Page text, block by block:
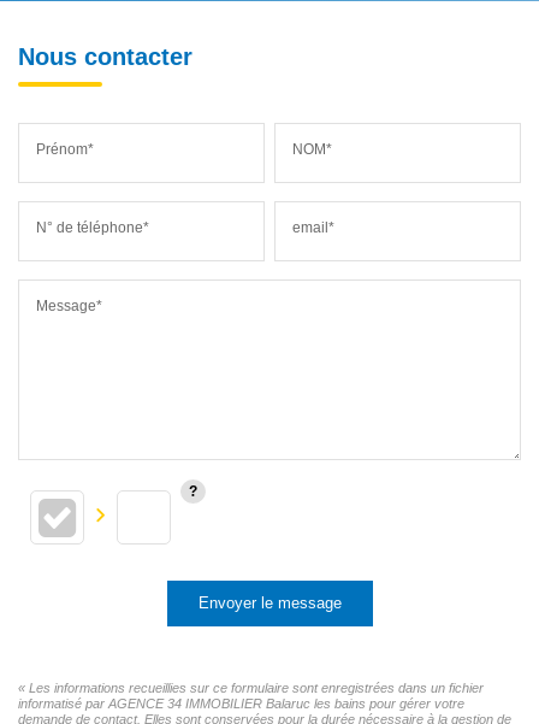
Nous contacter
Prénom* NOM*
N° de téléphone* email*
Message*
Envoyer le message
« Les informations recueillies sur ce formulaire sont enregistrées dans un fichier
informatisé par AGENCE 34 IMMOBILIER Balaruc les bains pour gérer votre
demande de contact. Elles sont conservées pour la durée nécessaire à la gestion de